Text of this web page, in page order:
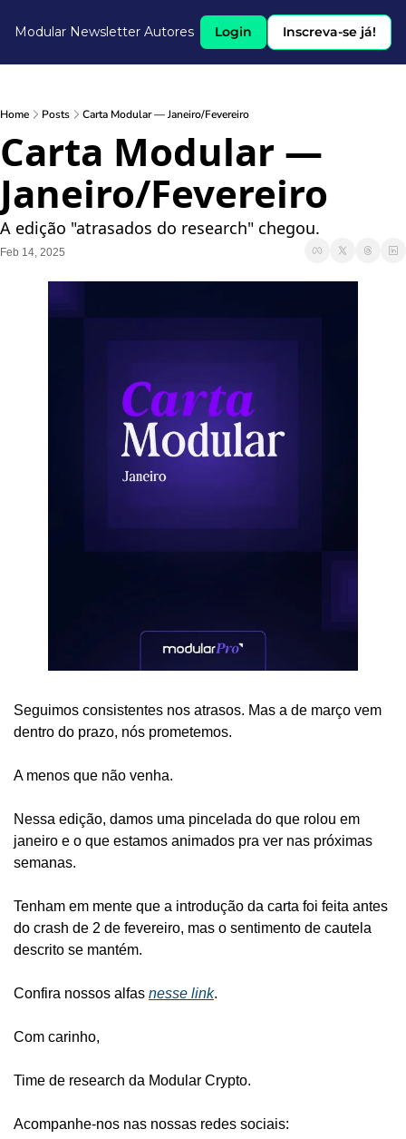
Modular Newsletter Autores Login Inscreva-se já!
Home Posts Carta Modular — Janeiro/Fevereiro
Carta Modular —
Janeiro/Fevereiro
A edição "atrasados do research" chegou.
Feb 14, 2025
Seguimos consistentes nos atrasos. Mas a de março vem
dentro do prazo, nós prometemos.
A menos que não venha.
Nessa edição, damos uma pincelada do que rolou em
janeiro e o que estamos animados pra ver nas próximas
semanas.
Tenham em mente que a introdução da carta foi feita antes
do crash de 2 de fevereiro, mas o sentimento de cautela
descrito se mantém.
Confira nossos alfas nesse link.
Com carinho,
Time de research da Modular Crypto.
Acompanhe-nos nas nossas redes sociais: